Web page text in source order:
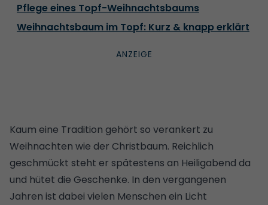
Pflege eines Topf-Weihnachtsbaums
Weihnachtsbaum im Topf: Kurz & knapp erklärt
Kaum eine Tradition gehört so verankert zu
Weihnachten wie der Christbaum. Reichlich
geschmückt steht er spätestens an Heiligabend da
und hütet die Geschenke. In den vergangenen
Jahren ist dabei vielen Menschen ein Licht